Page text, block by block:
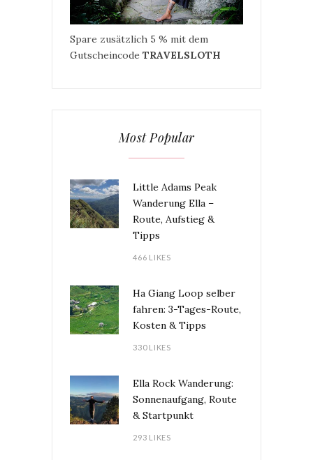
Spare zusätzlich 5 % mit dem
Gutscheincode TRAVELSLOTH
Most Popular
Little Adams Peak
Wanderung Ella –
Route, Aufstieg &
Tipps
466 LIKES
Ha Giang Loop selber
fahren: 3-Tages-Route,
Kosten & Tipps
330 LIKES
Ella Rock Wanderung:
Sonnenaufgang, Route
& Startpunkt
293 LIKES